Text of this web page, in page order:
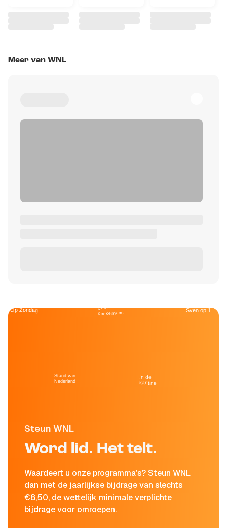
Meer van WNL
Steun WNL
Word lid. Het telt.
Waardeert u onze programma's? Steun WNL
dan met de jaarlijkse bijdrage van slechts
€8,50, de wettelijk minimale verplichte
bijdrage voor omroepen.
Op Zondag
Stand van
Nederland
Café
Kockelmann
In de
kantine
Sven op 1